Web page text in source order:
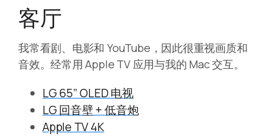
客厅
我常看剧、电影和 YouTube，因此很重视画质和
音效。经常用 Apple TV 应用与我的 Mac 交互。
LG 65” OLED 电视
LG 回音壁 + 低音炮
Apple TV 4K